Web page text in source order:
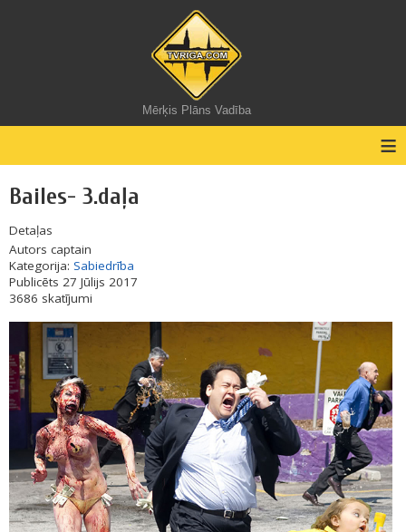
Mērķis Plāns Vadība
≡
Bailes- 3.daļa
Detaļas
Autors captain
Kategorija: Sabiedrība
Publicēts 27 Jūlijs 2017
3686 skatījumi